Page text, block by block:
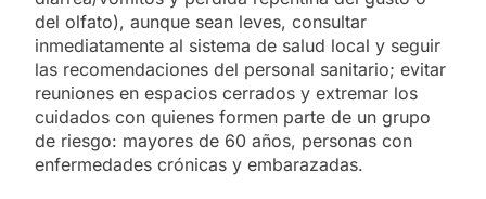
del olfato), aunque sean leves, consultar
inmediatamente al sistema de salud local y seguir
las recomendaciones del personal sanitario; evitar
reuniones en espacios cerrados y extremar los
cuidados con quienes formen parte de un grupo
de riesgo: mayores de 60 años, personas con
enfermedades crónicas y embarazadas.